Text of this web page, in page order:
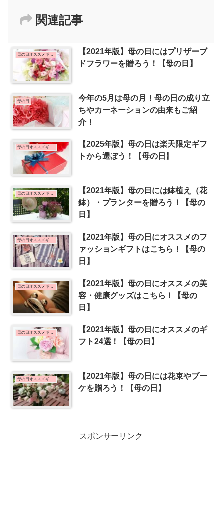
関連記事
母の日オススメギフト
【2021年版】母の日にはプリザーブ
ドフラワーを贈ろう！【母の日】
母の日
今年の5月は母の月！母の日の成り立
ちやカーネーションの由来もご紹
介！
母の日オススメギフト
【2025年版】母の日は楽天限定ギフ
トから選ぼう！【母の日】
母の日オススメギフト
【2021年版】母の日には鉢植え（花
鉢）・プランターを贈ろう！【母の
日】
母の日オススメギフト
【2021年版】母の日にオススメのフ
ァッションギフトはこちら！【母の
日】
【2021年版】母の日にオススメの美
容・健康グッズはこちら！【母の
日】
母の日オススメギフト
【2021年版】母の日にオススメのギ
フト24選！【母の日】
【2021年版】母の日には花束やブー
ケを贈ろう！【母の日】
スポンサーリンク